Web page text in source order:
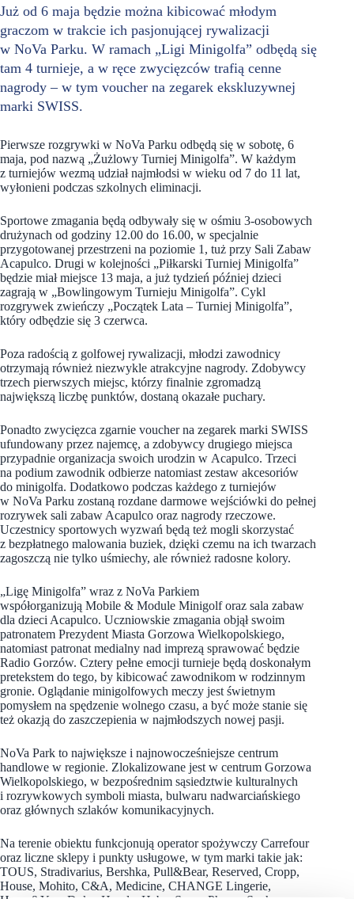
Już od 6 maja będzie można kibicować młodym
graczom w trakcie ich pasjonującej rywalizacji
w NoVa Parku. W ramach „Ligi Minigolfa” odbędą się
tam 4 turnieje, a w ręce zwycięzców trafią cenne
nagrody – w tym voucher na zegarek ekskluzywnej
marki SWISS.
Pierwsze rozgrywki w NoVa Parku odbędą się w sobotę, 6
maja, pod nazwą „Żużlowy Turniej Minigolfa”. W każdym
z turniejów wezmą udział najmłodsi w wieku od 7 do 11 lat,
wyłonieni podczas szkolnych eliminacji.
Sportowe zmagania będą odbywały się w ośmiu 3-osobowych
drużynach od godziny 12.00 do 16.00, w specjalnie
przygotowanej przestrzeni na poziomie 1, tuż przy Sali Zabaw
Acapulco. Drugi w kolejności „Piłkarski Turniej Minigolfa”
będzie miał miejsce 13 maja, a już tydzień później dzieci
zagrają w „Bowlingowym Turnieju Minigolfa”. Cykl
rozgrywek zwieńczy „Początek Lata – Turniej Minigolfa”,
który odbędzie się 3 czerwca.
Poza radością z golfowej rywalizacji, młodzi zawodnicy
otrzymają również niezwykle atrakcyjne nagrody. Zdobywcy
trzech pierwszych miejsc, którzy finalnie zgromadzą
największą liczbę punktów, dostaną okazałe puchary.
Ponadto zwycięzca zgarnie voucher na zegarek marki SWISS
ufundowany przez najemcę, a zdobywcy drugiego miejsca
przypadnie organizacja swoich urodzin w Acapulco. Trzeci
na podium zawodnik odbierze natomiast zestaw akcesoriów
do minigolfa. Dodatkowo podczas każdego z turniejów
w NoVa Parku zostaną rozdane darmowe wejściówki do pełnej
rozrywek sali zabaw Acapulco oraz nagrody rzeczowe.
Uczestnicy sportowych wyzwań będą też mogli skorzystać
z bezpłatnego malowania buziek, dzięki czemu na ich twarzach
zagoszczą nie tylko uśmiechy, ale również radosne kolory.
„Ligę Minigolfa” wraz z NoVa Parkiem
współorganizują Mobile & Module Minigolf oraz sala zabaw
dla dzieci Acapulco. Uczniowskie zmagania objął swoim
patronatem Prezydent Miasta Gorzowa Wielkopolskiego,
natomiast patronat medialny nad imprezą sprawować będzie
Radio Gorzów. Cztery pełne emocji turnieje będą doskonałym
pretekstem do tego, by kibicować zawodnikom w rodzinnym
gronie. Oglądanie minigolfowych meczy jest świetnym
pomysłem na spędzenie wolnego czasu, a być może stanie się
też okazją do zaszczepienia w najmłodszych nowej pasji.
NoVa Park to największe i najnowocześniejsze centrum
handlowe w regionie. Zlokalizowane jest w centrum Gorzowa
Wielkopolskiego, w bezpośrednim sąsiedztwie kulturalnych
i rozrywkowych symboli miasta, bulwaru nadwarciańskiego
oraz głównych szlaków komunikacyjnych.
Na terenie obiektu funkcjonują operator spożywczy Carrefour
oraz liczne sklepy i punkty usługowe, w tym marki takie jak:
TOUS, Stradivarius, Bershka, Pull&Bear, Reserved, Cropp,
House, Mohito, C&A, Medicine, CHANGE Lingerie,